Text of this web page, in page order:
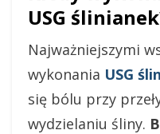
USG
Najważniejszymi
wykonania USG
się bólu przy
wydzielaniu śliny.